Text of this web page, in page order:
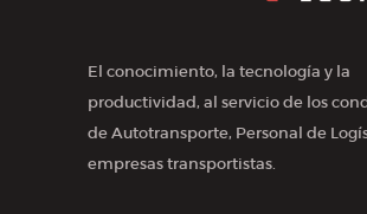
El conocimiento, la tecnología y la
productividad, al servicio de los
de Autotransporte, Personal de
empresas transportistas.